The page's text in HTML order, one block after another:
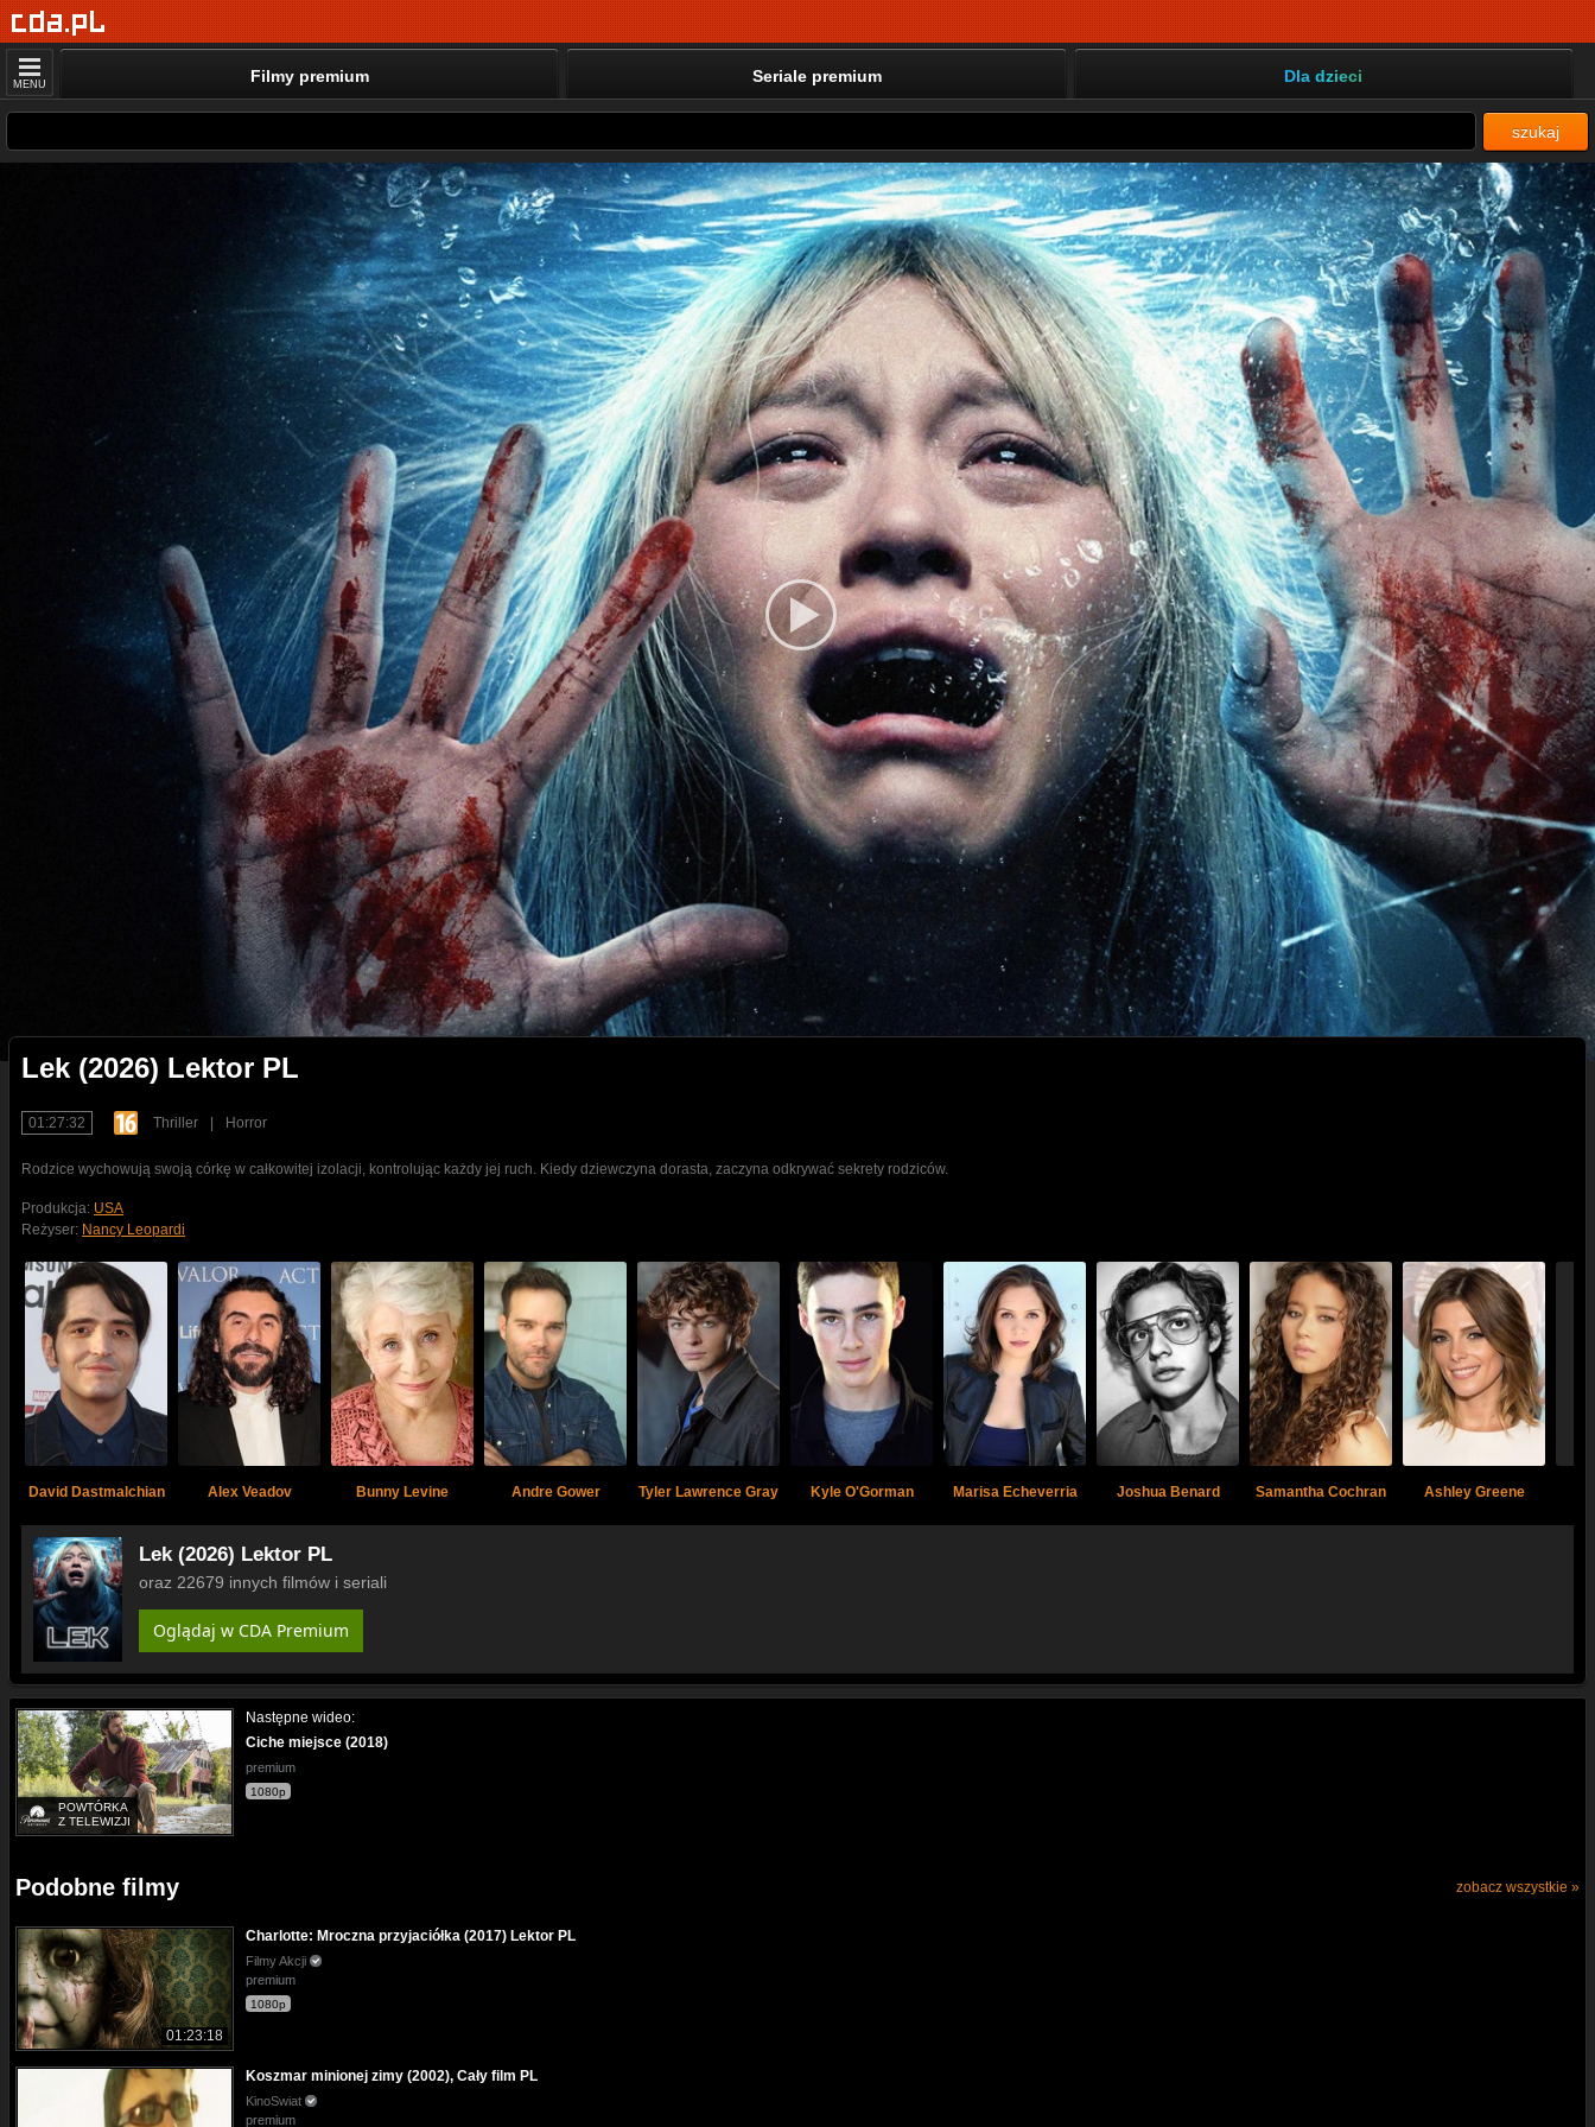
MENU Filmy premium Seriale premium Dla dzieci
szukaj
Lek (2026) Lektor PL
01:27:32 Thriller Horror
Rodzice wychowują swoją córkę w całkowitej izolacji, kontrolując każdy jej ruch. Kiedy dziewczyna dorasta, zaczyna odkrywać sekrety rodziców.
Produkcja: USA
Reżyser: Nancy Leopardi
David Dastmalchian Alex Veadov Bunny Levine Andre Gower Tyler Lawrence Gray Kyle O'Gorman Marisa Echeverria Joshua Benard Samantha Cochran Ashley Greene
Lek (2026) Lektor PL
oraz 22679 innych filmów i seriali
Oglądaj w CDA Premium
POWTÓRKA
Z TELEWIZJI
Następne wideo:
Ciche miejsce (2018)
premium
1080p
Podobne filmy zobacz wszystkie »
01:23:18
Charlotte: Mroczna przyjaciółka (2017) Lektor PL
Filmy Akcji
premium
1080p
Koszmar minionej zimy (2002), Cały film PL
KinoSwiat
premium